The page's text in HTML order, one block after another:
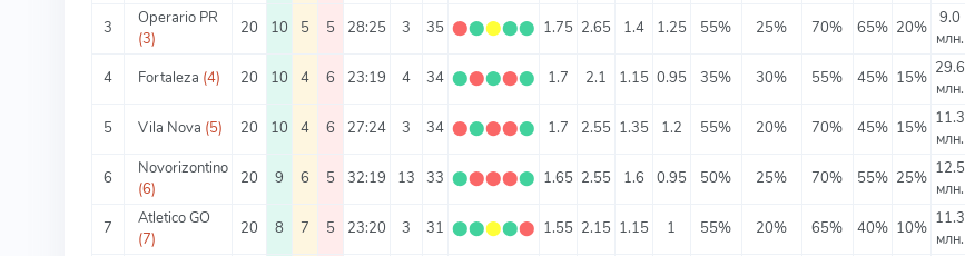
3
Operario PR
(3)
20 10 5 5 28:25 3 35 ⬤⬤⬤⬤⬤ 1.75 2.65 1.4 1.25 55% 25% 70% 65% 20%
9.0
млн.
4
Fortaleza (4) 20 10 4 6 23:19 4 34 ⬤⬤⬤⬤⬤ 1.7 2.1 1.15 0.95 35% 30% 55% 45% 15% 29.6
млн.
5
Vila Nova (5) 20 10 4 6 27:24 3 34 ⬤⬤⬤⬤⬤ 1.7 2.55 1.35 1.2 55% 20% 70% 45% 15% 11.3
млн.
6
Novorizontino
(6)
20 9 6 5 32:19 13 33 ⬤⬤⬤⬤⬤ 1.65 2.55 1.6 0.95 50% 25% 70% 55% 25% 12.5
млн.
7
Atletico GO
(7)
20 8 7 5 23:20 3 31 ⬤⬤⬤⬤⬤ 1.55 2.15 1.15 1 55% 20% 65% 40% 10% 11.3
млн.